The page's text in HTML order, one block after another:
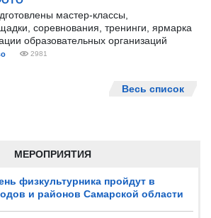
МЕРОПРИЯТИЯ
физкультурника пройдут в
и районов Самарской области
мастер-классы,
соревнования, тренинги, ярмарка
образовательных организаций
2981
Весь список